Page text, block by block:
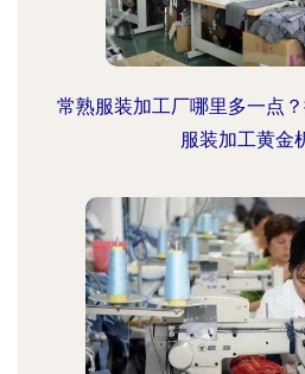
常熟服装加工厂哪里多一点
服装加工黄金